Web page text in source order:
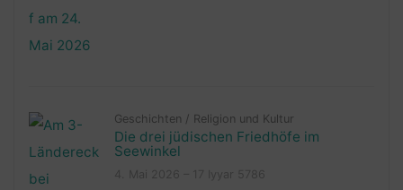
Geschichten / Religion und Kultur
Die drei jüdischen Friedhöfe im
Seewinkel